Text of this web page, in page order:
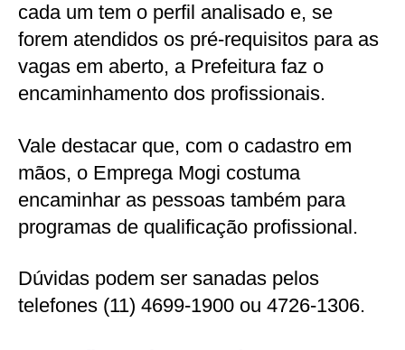
cada um tem o perfil analisado e, se
forem atendidos os pré-requisitos para as
vagas em aberto, a Prefeitura faz o
encaminhamento dos profissionais.
Vale destacar que, com o cadastro em
mãos, o Emprega Mogi costuma
encaminhar as pessoas também para
programas de qualificação profissional.
Dúvidas podem ser sanadas pelos
telefones (11) 4699-1900 ou 4726-1306.